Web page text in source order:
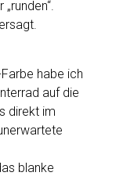
habe ich
auf die
direkt im
blanke